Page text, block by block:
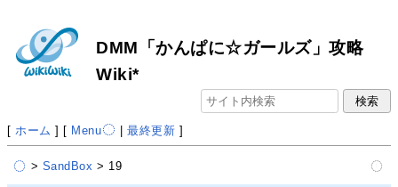
DMM「かんぱに☆ガールズ」攻略
Wiki*
[ ホーム ] [ Menu |最終更新 ]
> SandBox > 19